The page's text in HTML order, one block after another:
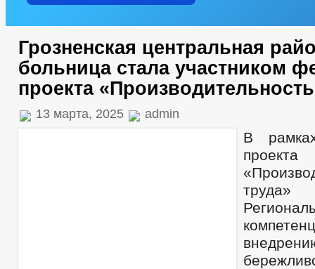
Грозненская центральная
больница стала участником
проекта
13 марта, 2025 admin
В
проекта